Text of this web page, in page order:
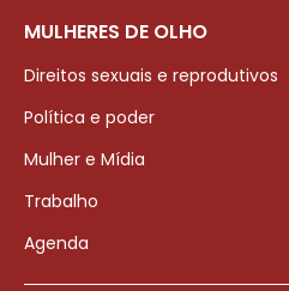
MULHERES DE OLHO
Direitos sexuais e reprodutivos
Política e poder
Mulher e Mídia
Trabalho
Agenda